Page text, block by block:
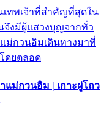
เทพเจ้าที่สำคัญที่สุดใน
งมีผู้แสวงบุญจากทั่ว
ม่กวนอิมเดินทางมาที่
ดยตลอด
แม่กวนอิม | เกาะผู่โถว